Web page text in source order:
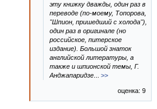
эту книжку дважды, один раз в
переводе (по-моему, Топорова,
"Шпион, пришедший с холода"),
один раз в оригинале (но
российское, питерское
издание). Большой знаток
английской литературы, а
также и шпионской темы, Г.
Анджапаридзе
>>
оценка: 9